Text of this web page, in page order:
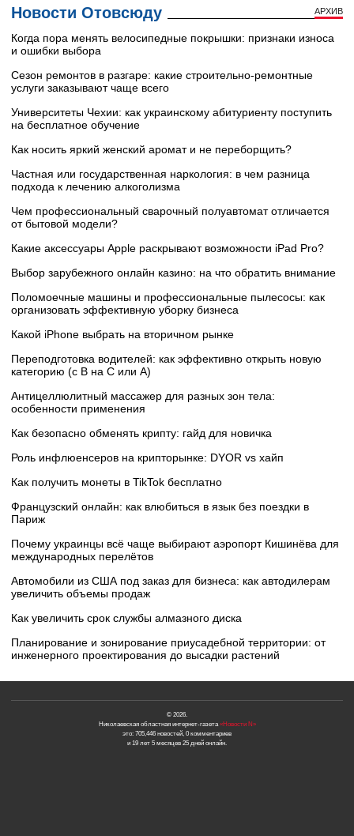
Новости Отовсюду АРХИВ
Когда пора менять велосипедные покрышки: признаки износа
и ошибки выбора
Сезон ремонтов в разгаре: какие строительно-ремонтные
услуги заказывают чаще всего
Университеты Чехии: как украинскому абитуриенту поступить
на бесплатное обучение
Как носить яркий женский аромат и не переборщить?
Частная или государственная наркология: в чем разница
подхода к лечению алкоголизма
Чем профессиональный сварочный полуавтомат отличается
от бытовой модели?
Какие аксессуары Apple раскрывают возможности iPad Pro?
Выбор зарубежного онлайн казино: на что обратить внимание
Поломоечные машины и профессиональные пылесосы: как
организовать эффективную уборку бизнеса
Какой iPhone выбрать на вторичном рынке
Переподготовка водителей: как эффективно открыть новую
категорию (с B на C или А)
Антицеллюлитный массажер для разных зон тела:
особенности применения
Как безопасно обменять крипту: гайд для новичка
Роль инфлюенсеров на крипторынке: DYOR vs хайп
Как получить монеты в TikTok бесплатно
Французский онлайн: как влюбиться в язык без поездки в
Париж
Почему украинцы всё чаще выбирают аэропорт Кишинёва для
международных перелётов
Автомобили из США под заказ для бизнеса: как автодилерам
увеличить объемы продаж
Как увеличить срок службы алмазного диска
Планирование и зонирование приусадебной территории: от
инженерного проектирования до высадки растений
© 2026.
Николаевская областная интернет-газета «Новости N»
это: 705,446 новостей, 0 комментариев
и 19 лет 5 месяцев 25 дней онлайн.